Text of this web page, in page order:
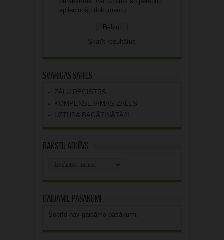
apliecinošu dokumentu.
Skatīt rezultātus
Svarīgas saites
ZĀĻU REĢISTRS
KOMPENSĒJAMĀS ZĀLES
UZTURA BAGĀTINĀTĀJI
Rakstu arhīvs
Gaidāmie pasākumi
Šobrīd nav gaidāmo pasākumi.